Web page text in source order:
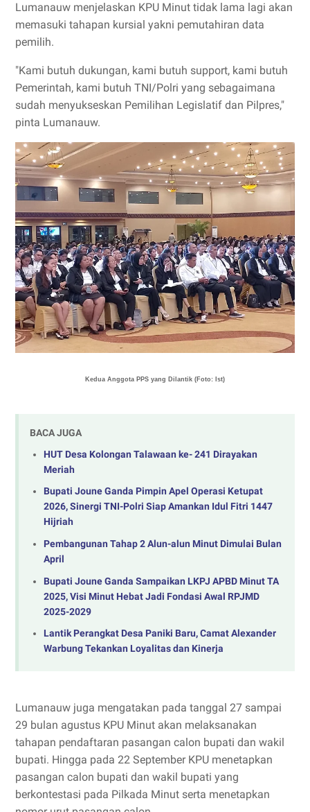
Lumanauw menjelaskan KPU Minut tidak lama lagi akan
memasuki tahapan kursial yakni pemutahiran data
pemilih.
"Kami butuh dukungan, kami butuh support, kami butuh
Pemerintah, kami butuh TNI/Polri yang sebagaimana
sudah menyukseskan Pemilihan Legislatif dan Pilpres,"
pinta Lumanauw.
Kedua Anggota PPS yang Dilantik (Foto: Ist)
BACA JUGA
HUT Desa Kolongan Talawaan ke- 241 Dirayakan
Meriah
Bupati Joune Ganda Pimpin Apel Operasi Ketupat
2026, Sinergi TNI-Polri Siap Amankan Idul Fitri 1447
Hijriah
Pembangunan Tahap 2 Alun-alun Minut Dimulai Bulan
April
‎Bupati Joune Ganda Sampaikan LKPJ APBD Minut TA
2025, Visi Minut Hebat Jadi Fondasi Awal RPJMD
2025-2029
Lantik Perangkat Desa Paniki Baru, Camat Alexander
Warbung Tekankan Loyalitas dan Kinerja
Lumanauw juga mengatakan pada tanggal 27 sampai
29 bulan agustus KPU Minut akan melaksanakan
tahapan pendaftaran pasangan calon bupati dan wakil
bupati. Hingga pada 22 September KPU menetapkan
pasangan calon bupati dan wakil bupati yang
berkontestasi pada Pilkada Minut serta menetapkan